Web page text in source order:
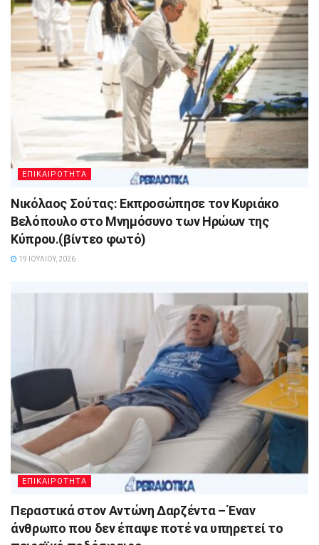
ΕΠΙΚΑΙΡΟΤΗΤΑ
Νικόλαος Σούτας: Εκπροσώπησε τον Κυριάκο
Βελόπουλο στο Μνημόσυνο των Ηρώων της
Κύπρου.(βίντεο φωτό)
19 ΙΟΥΛΊΟΥ, 2026
ΕΠΙΚΑΙΡΟΤΗΤΑ
Περαστικά στον Αντώνη Δαρζέντα – Έναν
άνθρωπο που δεν έπαψε ποτέ να υπηρετεί το